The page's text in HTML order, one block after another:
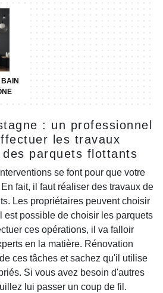
: un professionnel
les travaux
parquets flottants
se font pour que votre
fait, il faut réaliser des travaux de
Les propriétaires peuvent choisir
est possible de choisir les parquets
ces opérations, il va falloir
en la matière. Rénovation
ces tâches et sachez qu'il utilise
Si vous avez besoin d'autres
lui passer un coup de fil.